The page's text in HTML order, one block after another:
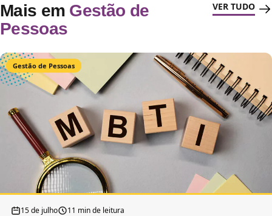
Mais em Gestão de
Pessoas
VER TUDO
Gestão de Pessoas
15 de julho 11 min de leitura